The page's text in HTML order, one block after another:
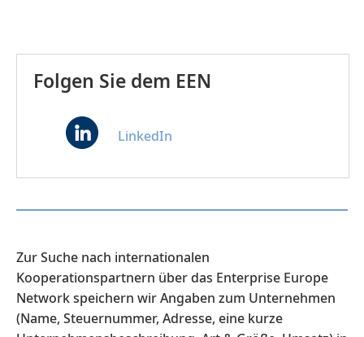
Folgen Sie dem EEN
LinkedIn
Zur Suche nach internationalen
Kooperationspartnern über das Enterprise Europe
Network speichern wir Angaben zum Unternehmen
(Name, Steuernummer, Adresse, eine kurze